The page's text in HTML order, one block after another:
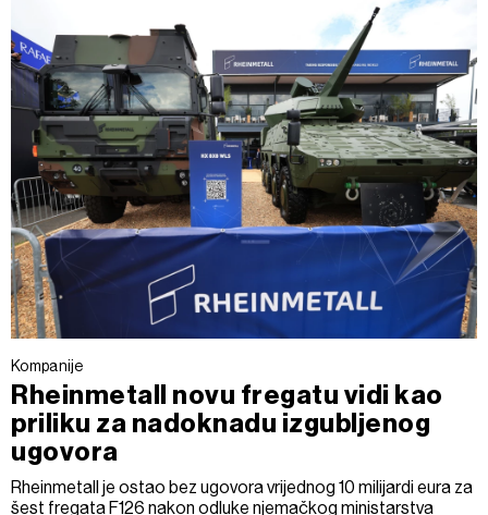
Kompanije
Rheinmetall novu fregatu vidi kao
priliku za nadoknadu izgubljenog
ugovora
Rheinmetall je ostao bez ugovora vrijednog 10 milijardi eura za
šest fregata F126 nakon odluke njemačkog ministarstva